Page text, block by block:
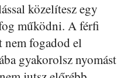
közelítesz egy
működni. A férfi
nem fogadod el
gyakorolsz nyomást